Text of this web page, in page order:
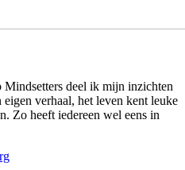
deel ik mijn inzichten
verhaal, het leven kent leuke
Zo heeft iedereen wel eens in